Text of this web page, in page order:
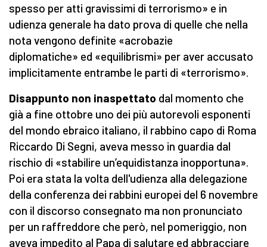
spesso per atti gravissimi di terrorismo» e in
udienza generale ha dato prova di quelle che nella
nota vengono definite «acrobazie
diplomatiche» ed «equilibrismi» per aver accusato
implicitamente entrambe le parti di «terrorismo».
Disappunto non inaspettato dal momento che
già a fine ottobre uno dei più autorevoli esponenti
del mondo ebraico italiano, il rabbino capo di Roma
Riccardo Di Segni, aveva messo in guardia dal
rischio di «stabilire un’equidistanza inopportuna».
Poi era stata la volta dell'udienza alla delegazione
della conferenza dei rabbini europei del 6 novembre
con il discorso consegnato ma non pronunciato
per un raffreddore che però, nel pomeriggio, non
aveva impedito al Papa di salutare ed abbracciare